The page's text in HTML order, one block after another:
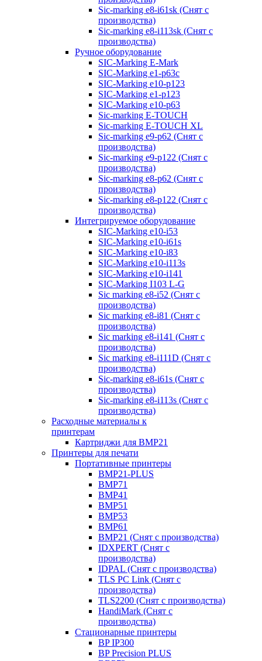
Sic-marking e8-i61sk (Снят с
производства)
Sic-marking e8-i113sk (Снят с
производства)
Ручное оборудование
SIC-Marking E-Mark
SIC-Marking e1-p63с
SIC-Marking e10-p123
SIC-Marking e1-p123
SIC-Marking e10-p63
Sic-marking E-TOUCH
Sic-marking E-TOUCH XL
Sic-marking e9-p62 (Снят с
производства)
Sic-marking e9-p122 (Снят с
производства)
Sic-marking e8-p62 (Снят с
производства)
Sic-marking e8-p122 (Снят с
производства)
Интегрируемое оборудование
SIC-Marking e10-i53
SIC-Marking e10-i61s
SIC-Marking e10-i83
SIC-Marking e10-i113s
SIC-Marking e10-i141
SIC-Marking I103 L-G
Sic marking e8-i52 (Снят с
производства)
Sic marking e8-i81 (Снят с
производства)
Sic marking e8-i141 (Снят с
производства)
Sic marking e8-i111D (Снят с
производства)
Sic-marking e8-i61s (Снят с
производства)
Sic-marking e8-i113s (Снят с
производства)
Расходные материалы к
принтерам
Картриджи для BMP21
Принтеры для печати
Портативные принтеры
BMP21-PLUS
BMP71
BMP41
BMP51
BMP53
BMP61
BMP21 (Снят с производства)
IDXPERT (Снят с
производства)
IDPAL (Снят с производства)
TLS PC Link (Снят с
производства)
TLS2200 (Снят с производства)
HandiMark (Снят с
производства)
Стационарные принтеры
BP IP300
BP Precision PLUS